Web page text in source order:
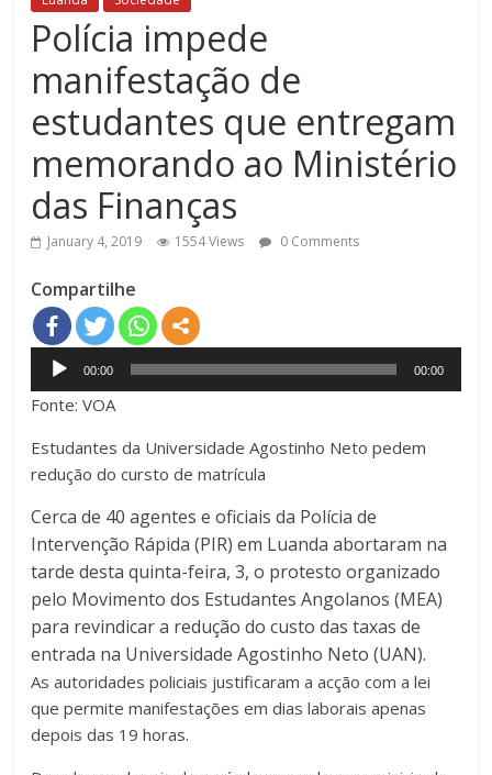
Polícia impede
manifestação de
estudantes que entregam
memorando ao Ministério
das Finanças
January 4, 2019 1554 Views 0 Comments
Compartilhe
Audio
Player
00:00 00:00
Fonte: VOA
Estudantes da Universidade Agostinho Neto pedem
redução do cursto de matrícula
Cerca de 40 agentes e oficiais da Polícia de
Intervenção Rápida (PIR) em Luanda abortaram na
tarde desta quinta-feira, 3, o protesto organizado
pelo Movimento dos Estudantes Angolanos (MEA)
para revindicar a redução do custo das taxas de
entrada na Universidade Agostinho Neto (UAN).
As autoridades policiais justificaram a acção com a lei
que permite manifestações em dias laborais apenas
depois das 19 horas.